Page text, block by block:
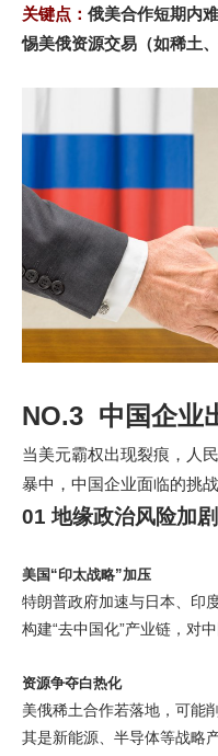
关键点： 俄美合作短期内
惕美俄资源交易（如稀土
NO.3 中国企业
当美元霸权出现裂痕，人
暴中，中国企业面临的挑
01 地缘政治风险加剧
美国“印太战略”加压
特朗普政府加速与日本、印
构建“去中国化”产业链，对
资源争夺白热化
美俄稀土合作若落地，可能
其是新能源、半导体等战略产